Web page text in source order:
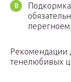
Рекомендации
тенелюбивых